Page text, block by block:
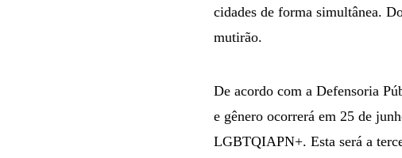
cidades de forma simultânea.
mutirão.
De acordo com a Defensoria
e gênero ocorrerá em 25 de
LGBTQIAPN+. Esta será a